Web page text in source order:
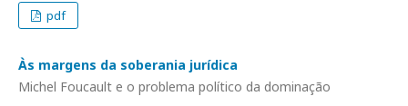
pdf
Às margens da soberania jurídica
Michel Foucault e o problema político da dominação